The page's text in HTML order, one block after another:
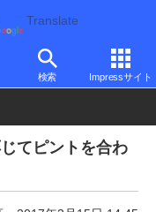
Translate
検索 Impressサイト
てピントを合わ